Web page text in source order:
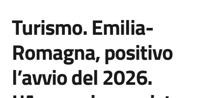
Infrastrutture
sicurezza
del
territorio
Salta al contenuto
Turismo. Emilia-
Romagna, positivo
l’avvio del 2026.